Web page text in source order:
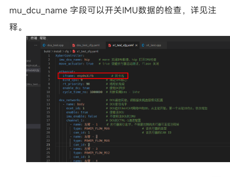
mu_dcu_name 字段可以开关IMU数据的检查，详见注
释。